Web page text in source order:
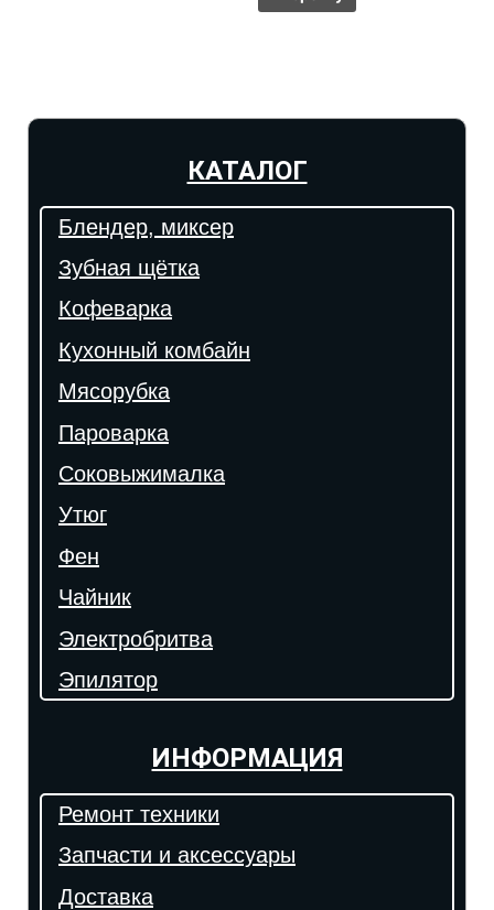
КАТАЛОГ
Блендер, миксер
Зубная щётка
Кофеварка
Кухонный комбайн
Мясорубка
Пароварка
Соковыжималка
Утюг
Фен
Чайник
Электробритва
Эпилятор
ИНФОРМАЦИЯ
Ремонт техники
Запчасти и аксессуары
Доставка